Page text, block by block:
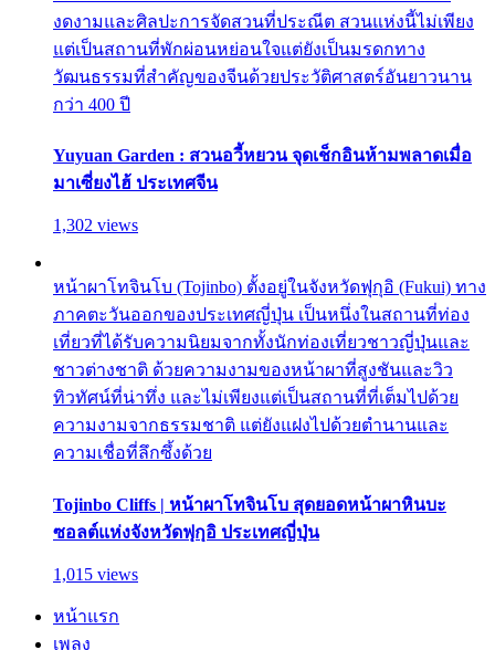
งดงามและศิลปะการจัดสวนที่ประณีต สวนแห่งนี้ไม่เพียง
แต่เป็นสถานที่พักผ่อนหย่อนใจแต่ยังเป็นมรดกทาง
วัฒนธรรมที่สำคัญของจีนด้วยประวัติศาสตร์อันยาวนาน
กว่า 400 ปี
Yuyuan Garden : สวนอวี้หยวน จุดเช็กอินห้ามพลาดเมื่อ
มาเซี่ยงไฮ้ ประเทศจีน
1,302 views
หน้าผาโทจินโบ (Tojinbo) ตั้งอยู่ในจังหวัดฟุกุอิ (Fukui) ทาง
ภาคตะวันออกของประเทศญี่ปุ่น เป็นหนึ่งในสถานที่ท่อง
เที่ยวที่ได้รับความนิยมจากทั้งนักท่องเที่ยวชาวญี่ปุ่นและ
ชาวต่างชาติ ด้วยความงามของหน้าผาที่สูงชันและวิว
ทิวทัศน์ที่น่าทึ่ง และไม่เพียงแต่เป็นสถานที่ที่เต็มไปด้วย
ความงามจากธรรมชาติ แต่ยังแฝงไปด้วยตำนานและ
ความเชื่อที่ลึกซึ้งด้วย
Tojinbo Cliffs | หน้าผาโทจินโบ สุดยอดหน้าผาหินบะ
ซอลต์แห่งจังหวัดฟุกุอิ ประเทศญี่ปุ่น
1,015 views
หน้าแรก
เพลง